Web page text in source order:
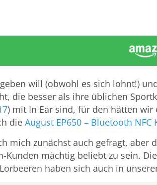
will (obwohl es sich lohnt!)
die besser als ihre üblichen
) mit In Ear sind, für den hätten wir
die August EP650 – Bluetooth NFC
mich zunächst auch gefragt, aber
Kunden mächtig beliebt zu sein.
haben sich auch in